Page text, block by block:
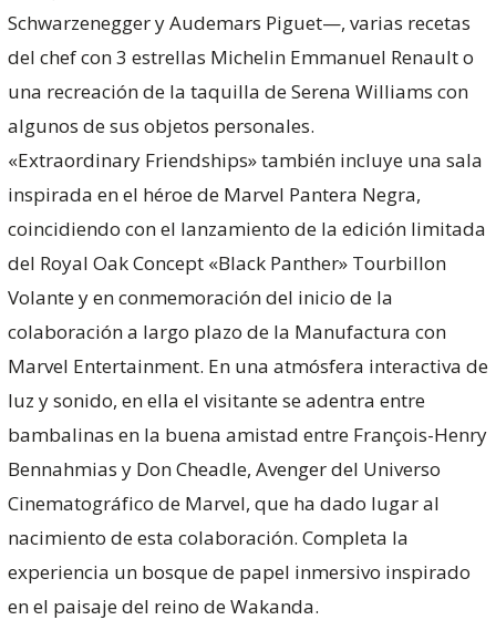
Schwarzenegger y Audemars Piguet—, varias recetas
del chef con 3 estrellas Michelin Emmanuel Renault o
una recreación de la taquilla de Serena Williams con
algunos de sus objetos personales.
«Extraordinary Friendships» también incluye una sala
inspirada en el héroe de Marvel Pantera Negra,
coincidiendo con el lanzamiento de la edición limitada
del Royal Oak Concept «Black Panther» Tourbillon
Volante y en conmemoración del inicio de la
colaboración a largo plazo de la Manufactura con
Marvel Entertainment. En una atmósfera interactiva de
luz y sonido, en ella el visitante se adentra entre
bambalinas en la buena amistad entre François-Henry
Bennahmias y Don Cheadle, Avenger del Universo
Cinematográfico de Marvel, que ha dado lugar al
nacimiento de esta colaboración. Completa la
experiencia un bosque de papel inmersivo inspirado
en el paisaje del reino de Wakanda.